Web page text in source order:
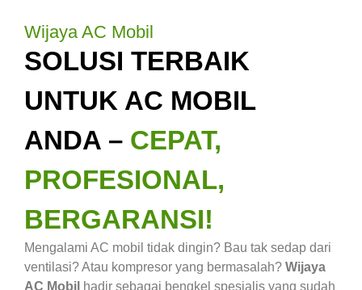
Wijaya AC Mobil
SOLUSI TERBAIK
UNTUK AC MOBIL
ANDA – CEPAT,
PROFESIONAL,
BERGARANSI!
Mengalami AC mobil tidak dingin? Bau tak sedap dari
ventilasi? Atau kompresor yang bermasalah? Wijaya
AC Mobil hadir sebagai bengkel spesialis yang sudah